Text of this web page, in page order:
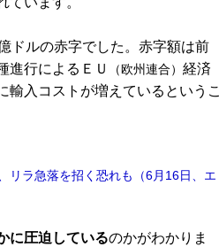
ドルの赤字でした。赤字額は前
進行によるＥＵ
（欧州連合） 経済
輸入コストが増えているというこ
リラ急落を招く恐れも（6月16日、エ
に圧迫しているのかがわかりま